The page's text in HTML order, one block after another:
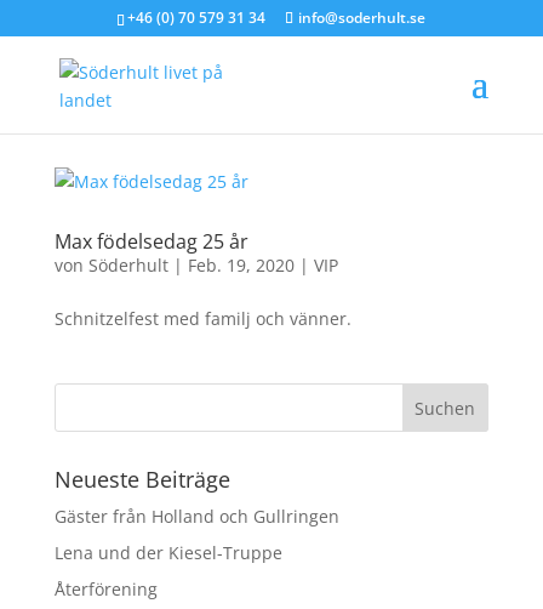
+46 (0) 70 579 31 34 info@soderhult.se
Max födelsedag 25 år
von Söderhult| Feb. 19, 2020| VIP
Schnitzelfest med familj och vänner.
Neueste Beiträge
Gäster från Holland och Gullringen
Lena und der Kiesel-Truppe
Återförening